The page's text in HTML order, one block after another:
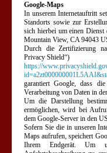
Google-Maps
In unserem Internetauftritt
Standorts sowie zur
sich hierbei um einen
Mountain View, CA 94043
Durch die Zertifizierung
Privacy Shield“)
https://
garantiert Google, dass
Verarbeitung von Daten in
Um die Darstellung
ermöglichen, wird bei
dem Google-Server in den
Sofern Sie die in unseren
Maps aufrufen, speichert
Ihrem Endgerät. Um